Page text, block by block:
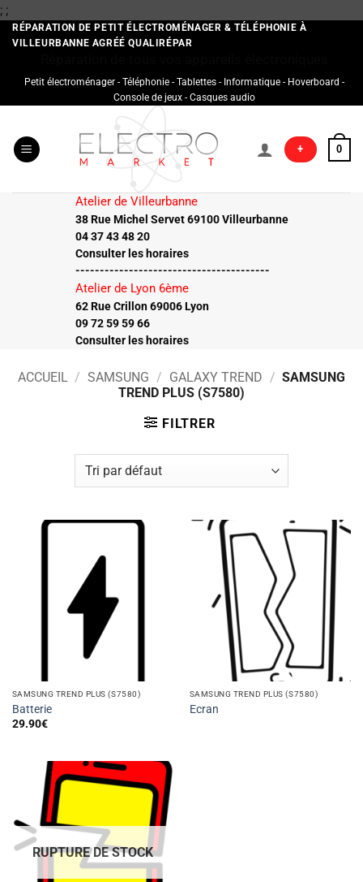
; ;Passer
au
contenu
RÉPARATION DE PETIT ÉLECTROMÉNAGER & TÉLÉPHONIE À
VILLEURBANNE AGRÉÉ QUALIRÉPAR
Petit électroménager - Téléphonie - Tablettes - Informatique - Hoverboard -
Console de jeux - Casques audio
+ 0
Atelier de Villeurbanne
38 Rue Michel Servet 69100 Villeurbanne
04 37 43 48 20
Consulter les horaires
----------------------------------------
Atelier de Lyon 6ème
62 Rue Crillon 69006 Lyon
09 72 59 59 66
Consulter les horaires
ACCUEIL / SAMSUNG / GALAXY TREND / SAMSUNG
TREND PLUS (S7580)
FILTRER
SAMSUNG TREND PLUS (S7580)
Batterie
29.90€
SAMSUNG TREND PLUS (S7580)
Ecran
RUPTURE DE STOCK